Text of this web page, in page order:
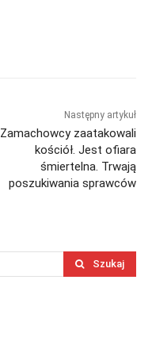
Następny artykuł
Zamachowcy zaatakowali
kościół. Jest ofiara
śmiertelna. Trwają
poszukiwania sprawców
Szukaj